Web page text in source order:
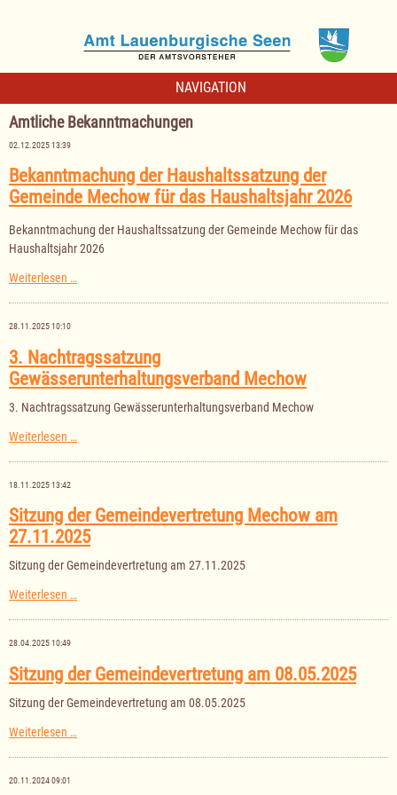
NAVIGATION
Amtliche Bekanntmachungen
02.12.2025 13:39
Bekanntmachung der Haushaltssatzung der
Gemeinde Mechow für das Haushaltsjahr 2026
Bekanntmachung der Haushaltssatzung der Gemeinde Mechow für das
Haushaltsjahr 2026
Weiterlesen …Bekanntmachung
Haushaltssatzung
für
das
Haushaltsjahr
2026
28.11.2025 10:10
3. Nachtragssatzung
Gewässerunterhaltungsverband Mechow
3. Nachtragssatzung Gewässerunterhaltungsverband Mechow
Weiterlesen …
Gewässerunterhaltungsverband
18.11.2025 13:42
Sitzung der Gemeindevertretung Mechow am
27.11.2025
Sitzung der Gemeindevertretung am 27.11.2025
Weiterlesen …Sitzung
Gemeindevertretung
27.11.2025
28.04.2025 10:49
Sitzung der Gemeindevertretung am 08.05.2025
Sitzung der Gemeindevertretung am 08.05.2025
Weiterlesen …
Gemeindevertretung
20.11.2024 09:01